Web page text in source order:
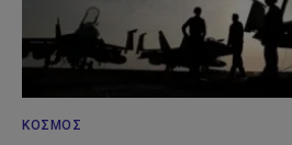
ΚΌΣΜΟΣ